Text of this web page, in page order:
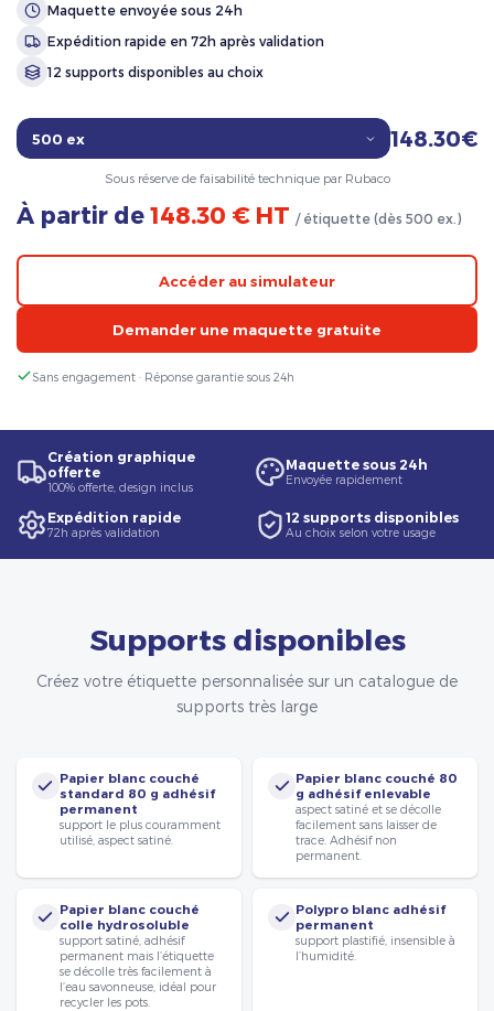
Maquette envoyée sous 24h
Expédition rapide en 72h après validation
12 supports disponibles au choix
148.30€
Sous réserve de faisabilité technique par Rubaco
À partir de 148.30 € HT / étiquette (dès 500 ex.)
Accéder au simulateur
Demander une maquette gratuite
Sans engagement · Réponse garantie sous 24h
Création graphique
offerte
100% offerte, design inclus
Maquette sous 24h
Envoyée rapidement
Expédition rapide
72h après validation
12 supports disponibles
Au choix selon votre usage
Supports disponibles
Créez votre étiquette personnalisée sur un catalogue de
supports très large
Papier blanc couché
standard 80 g adhésif
permanent
support le plus couramment
utilisé, aspect satiné.
Papier blanc couché 80
g adhésif enlevable
aspect satiné et se décolle
facilement sans laisser de
trace. Adhésif non
permanent.
Papier blanc couché
colle hydrosoluble
support satiné, adhésif
permanent mais l’étiquette
se décolle très facilement à
l’eau savonneuse, idéal pour
recycler les pots.
Polypro blanc adhésif
permanent
support plastifié, insensible à
l’humidité.